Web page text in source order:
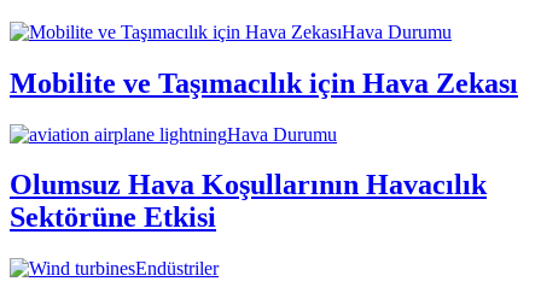
Hava Durumu
Mobilite ve Taşımacılık için Hava Zekası
Hava Durumu
Olumsuz Hava Koşullarının Havacılık
Sektörüne Etkisi
Endüstriler